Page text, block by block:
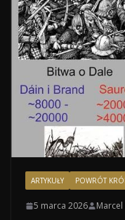
ARTYKUŁY POWRÓT
5 marca 2026 Marcel